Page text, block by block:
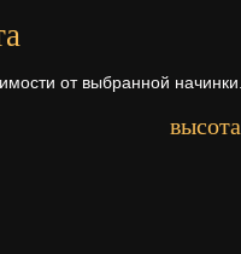
от выбранной начинки.
высота